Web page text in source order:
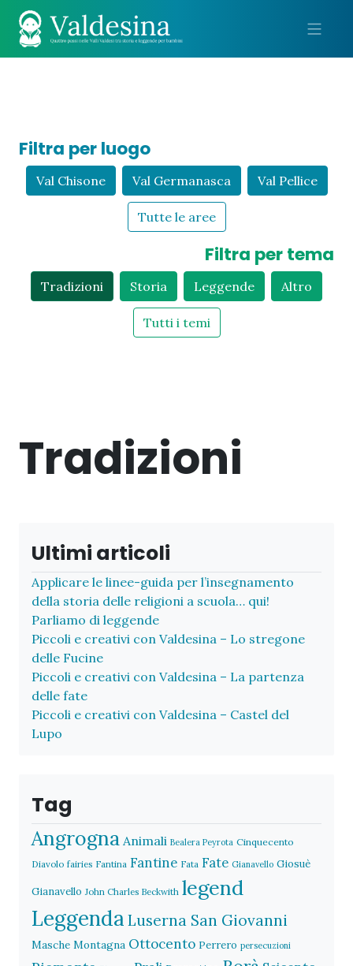
Filtra per luogo
Val Chisone Val Germanasca Val Pellice
Tutte le aree
Filtra per tema
Tradizioni Storia Leggende Altro
Tutti i temi
Tradizioni
Ultimi articoli
Applicare le linee-guida per l’insegnamento
della storia delle religioni a scuola… qui!
Parliamo di leggende
Piccoli e creativi con Valdesina – Lo stregone
delle Fucine
Piccoli e creativi con Valdesina – La partenza
delle fate
Piccoli e creativi con Valdesina – Castel del
Lupo
Tag
Angrogna Animali Bealera Peyrota Cinquecento
Diavolo fairies Fantina Fantine Fata Fate Gianavello Giosuè
Gianavello John Charles Beckwith legend
Leggenda Luserna San Giovanni
Masche Montagna Ottocento Perrero persecuzioni